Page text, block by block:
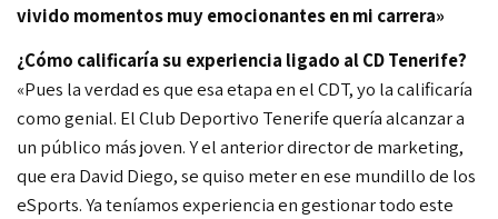
vivido momentos muy emocionantes en mi carrera»
¿Cómo calificaría su experiencia ligado al CD Tenerife?
«Pues la verdad es que esa etapa en el CDT, yo la calificaría
como genial. El Club Deportivo Tenerife quería alcanzar a
un público más joven. Y el anterior director de marketing,
que era David Diego, se quiso meter en ese mundillo de los
eSports. Ya teníamos experiencia en gestionar todo este